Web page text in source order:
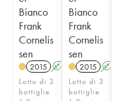
Bianco
Frank
Cornelis
sen
2015 A
Lotto di 3
bottiglie
Bianco
Frank
Cornelis
sen
2015 A
Lotto di 3
bottiglie